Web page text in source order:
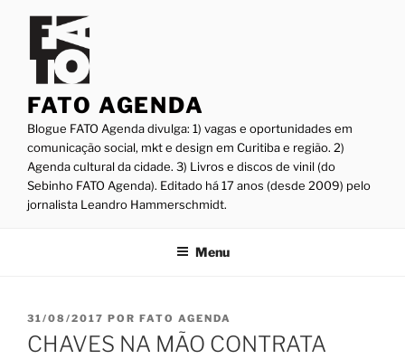
conteúdo
FATO AGENDA
Blogue FATO Agenda divulga: 1) vagas e oportunidades em
comunicação social, mkt e design em Curitiba e região. 2)
Agenda cultural da cidade. 3) Livros e discos de vinil (do
Sebinho FATO Agenda). Editado há 17 anos (desde 2009) pelo
jornalista Leandro Hammerschmidt.
Menu
PUBLICADO
EM
31/08/2017 POR FATO AGENDA
CHAVES NA MÃO CONTRATA